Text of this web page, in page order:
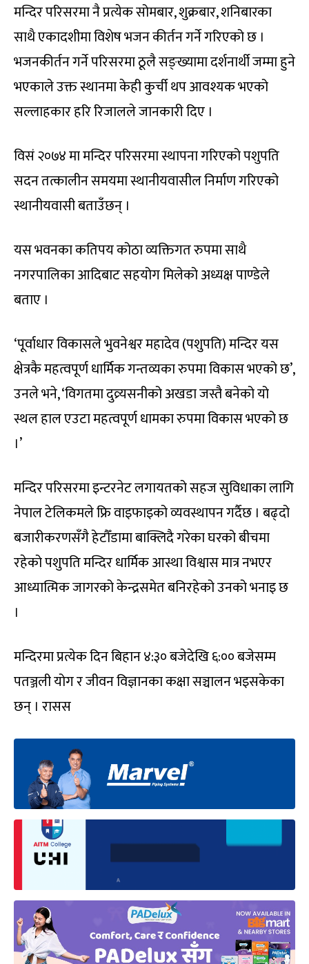
मन्दिर परिसरमा नै प्रत्येक सोमबार, शुक्रबार, शनिबारका
साथै एकादशीमा विशेष भजन कीर्तन गर्ने गरिएको छ ।
भजनकीर्तन गर्ने परिसरमा ठूलै सङ्ख्यामा दर्शनार्थी जम्मा हुने
भएकाले उक्त स्थानमा केही कुर्ची थप आवश्यक भएको
सल्लाहकार हरि रिजालले जानकारी दिए ।
विसं २०७४ मा मन्दिर परिसरमा स्थापना गरिएको पशुपति
सदन तत्कालीन समयमा स्थानीयवासील निर्माण गरिएको
स्थानीयवासी बताउँछन् ।
यस भवनका कतिपय कोठा व्यक्तिगत रुपमा साथै
नगरपालिका आदिबाट सहयोग मिलेको अध्यक्ष पाण्डेले
बताए ।
‘पूर्वाधार विकासले भुवनेश्वर महादेव (पशुपति) मन्दिर यस
क्षेत्रकै महत्वपूर्ण धार्मिक गन्तव्यका रुपमा विकास भएको छ’,
उनले भने, ‘विगतमा दुव्र्यसनीको अखडा जस्तै बनेको यो
स्थल हाल एउटा महत्वपूर्ण धामका रुपमा विकास भएको छ
।’
मन्दिर परिसरमा इन्टरनेट लगायतको सहज सुविधाका लागि
नेपाल टेलिकमले फ्रि वाइफाइको व्यवस्थापन गर्दैछ । बढ्दो
बजारीकरणसँगै हेटौँडामा बाक्लिदै गरेका घरको बीचमा
रहेको पशुपति मन्दिर धार्मिक आस्था विश्वास मात्र नभएर
आध्यात्मिक जागरको केन्द्रसमेत बनिरहेको उनको भनाइ छ
।
मन्दिरमा प्रत्येक दिन बिहान ४:३० बजेदेखि ६:०० बजेसम्म
पतञ्जली योग र जीवन विज्ञानका कक्षा सञ्चालन भइसकेका
छन् । रासस